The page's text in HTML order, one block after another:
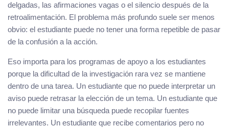
delgadas, las afirmaciones vagas o el silencio después de la
retroalimentación. El problema más profundo suele ser menos
obvio: el estudiante puede no tener una forma repetible de pasar
de la confusión a la acción.
Eso importa para los programas de apoyo a los estudiantes
porque la dificultad de la investigación rara vez se mantiene
dentro de una tarea. Un estudiante que no puede interpretar un
aviso puede retrasar la elección de un tema. Un estudiante que
no puede limitar una búsqueda puede recopilar fuentes
irrelevantes. Un estudiante que recibe comentarios pero no